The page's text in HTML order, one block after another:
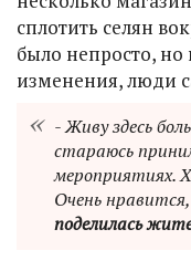
сплотить селян
было непросто, но
изменения, люди
- Живу здесь
стараюсь
мероприятиях.
Очень
поделилась